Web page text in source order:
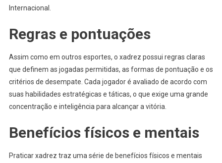
Internacional.
Regras e pontuações
Assim como em outros esportes, o xadrez possui regras claras
que definem as jogadas permitidas, as formas de pontuação e os
critérios de desempate. Cada jogador é avaliado de acordo com
suas habilidades estratégicas e táticas, o que exige uma grande
concentração e inteligência para alcançar a vitória.
Benefícios físicos e mentais
Praticar xadrez traz uma série de benefícios físicos e mentais